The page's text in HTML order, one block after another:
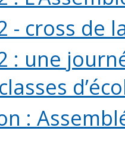
- cross de
: une
: